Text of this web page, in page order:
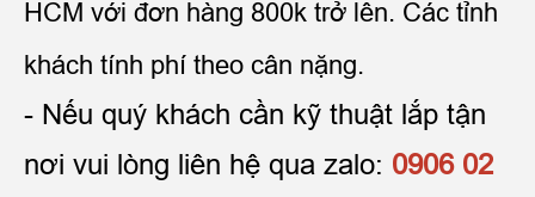
HCM với đơn hàng 800k trở lên. Các tỉnh
khách tính phí theo cân nặng.
- Nếu quý khách cần kỹ thuật lắp tận
nơi vui lòng liên hệ qua zalo: 0906 02